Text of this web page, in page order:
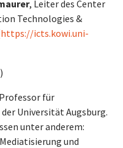
, Leiter des Center
Technologies &
https://icts.kowi.uni-
für
Universität Augsburg.
unter anderem:
und